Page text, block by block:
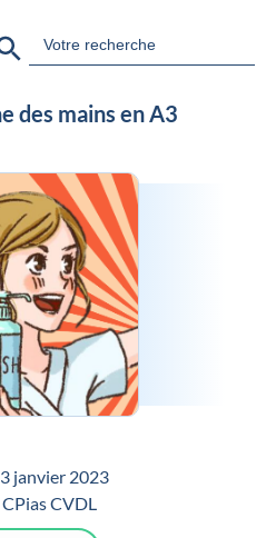
for:
des mains en A3
3 janvier 2023
CPias CVDL